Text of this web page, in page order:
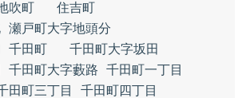
吹町
住吉町
瀬戸町大字地頭分
千田町
千田町大字坂田
千田町大字藪路
千田町一丁目
田町三丁目
千田町四丁目